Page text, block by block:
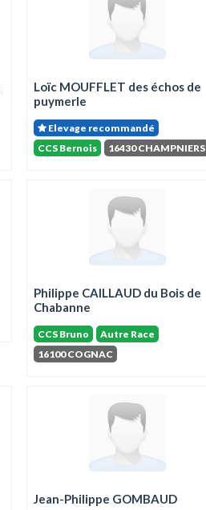
Loïc MOUFFLET des échos de
puymerle
Elevage recommandé
CCS Bernois
16430 CHAMPNIERS
Philippe CAILLAUD du Bois de
Chabanne
CCS Bruno
Autre Race
16100 COGNAC
Jean-Philippe GOMBAUD